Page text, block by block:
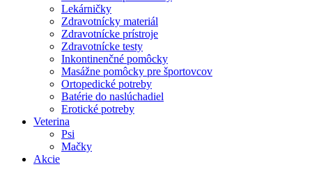
Lekárničky
Zdravotnícky materiál
Zdravotnícke prístroje
Zdravotnícke testy
Inkontinenčné pomôcky
Masážne pomôcky pre športovcov
Ortopedické potreby
Batérie do naslúchadiel
Erotické potreby
Veterina
Psi
Mačky
Akcie